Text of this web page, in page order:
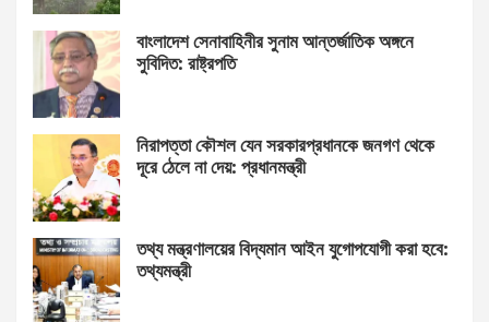
বাংলাদেশ সেনাবাহিনীর সুনাম আন্তর্জাতিক অঙ্গনে
সুবিদিত: রাষ্ট্রপতি
নিরাপত্তা কৌশল যেন সরকারপ্রধানকে জনগণ থেকে
দূরে ঠেলে না দেয়: প্রধানমন্ত্রী
তথ্য মন্ত্রণালয়ের বিদ্যমান আইন যুগোপযোগী করা হবে:
তথ্যমন্ত্রী